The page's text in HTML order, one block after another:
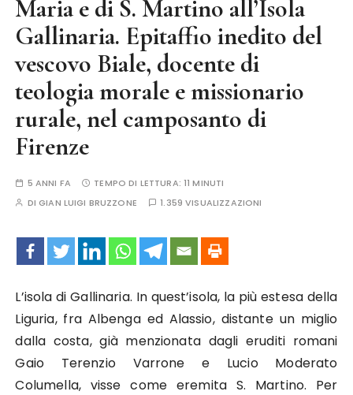
Maria e di S. Martino all’Isola
Gallinaria. Epitaffio inedito del
vescovo Biale, docente di
teologia morale e missionario
rurale, nel camposanto di
Firenze
5 ANNI FA TEMPO DI LETTURA:11 MINUTI
DIGIAN LUIGI BRUZZONE 1.359 VISUALIZZAZIONI
L’isola di Gallinaria. In quest’isola, la più estesa della
Liguria, fra Albenga ed Alassio, distante un miglio
dalla costa, già menzionata dagli eruditi romani
Gaio Terenzio Varrone e Lucio Moderato
Columella, visse come eremita S. Martino. Per